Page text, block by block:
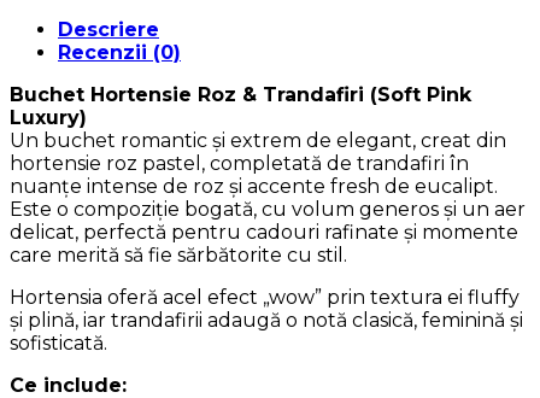
Descriere
Recenzii (0)
Buchet Hortensie Roz & Trandafiri (Soft Pink
Luxury)
Un buchet romantic și extrem de elegant, creat din
hortensie roz pastel, completată de trandafiri în
nuanțe intense de roz și accente fresh de eucalipt.
Este o compoziție bogată, cu volum generos și un aer
delicat, perfectă pentru cadouri rafinate și momente
care merită să fie sărbătorite cu stil.
Hortensia oferă acel efect „wow” prin textura ei fluffy
și plină, iar trandafirii adaugă o notă clasică, feminină și
sofisticată.
Ce include: